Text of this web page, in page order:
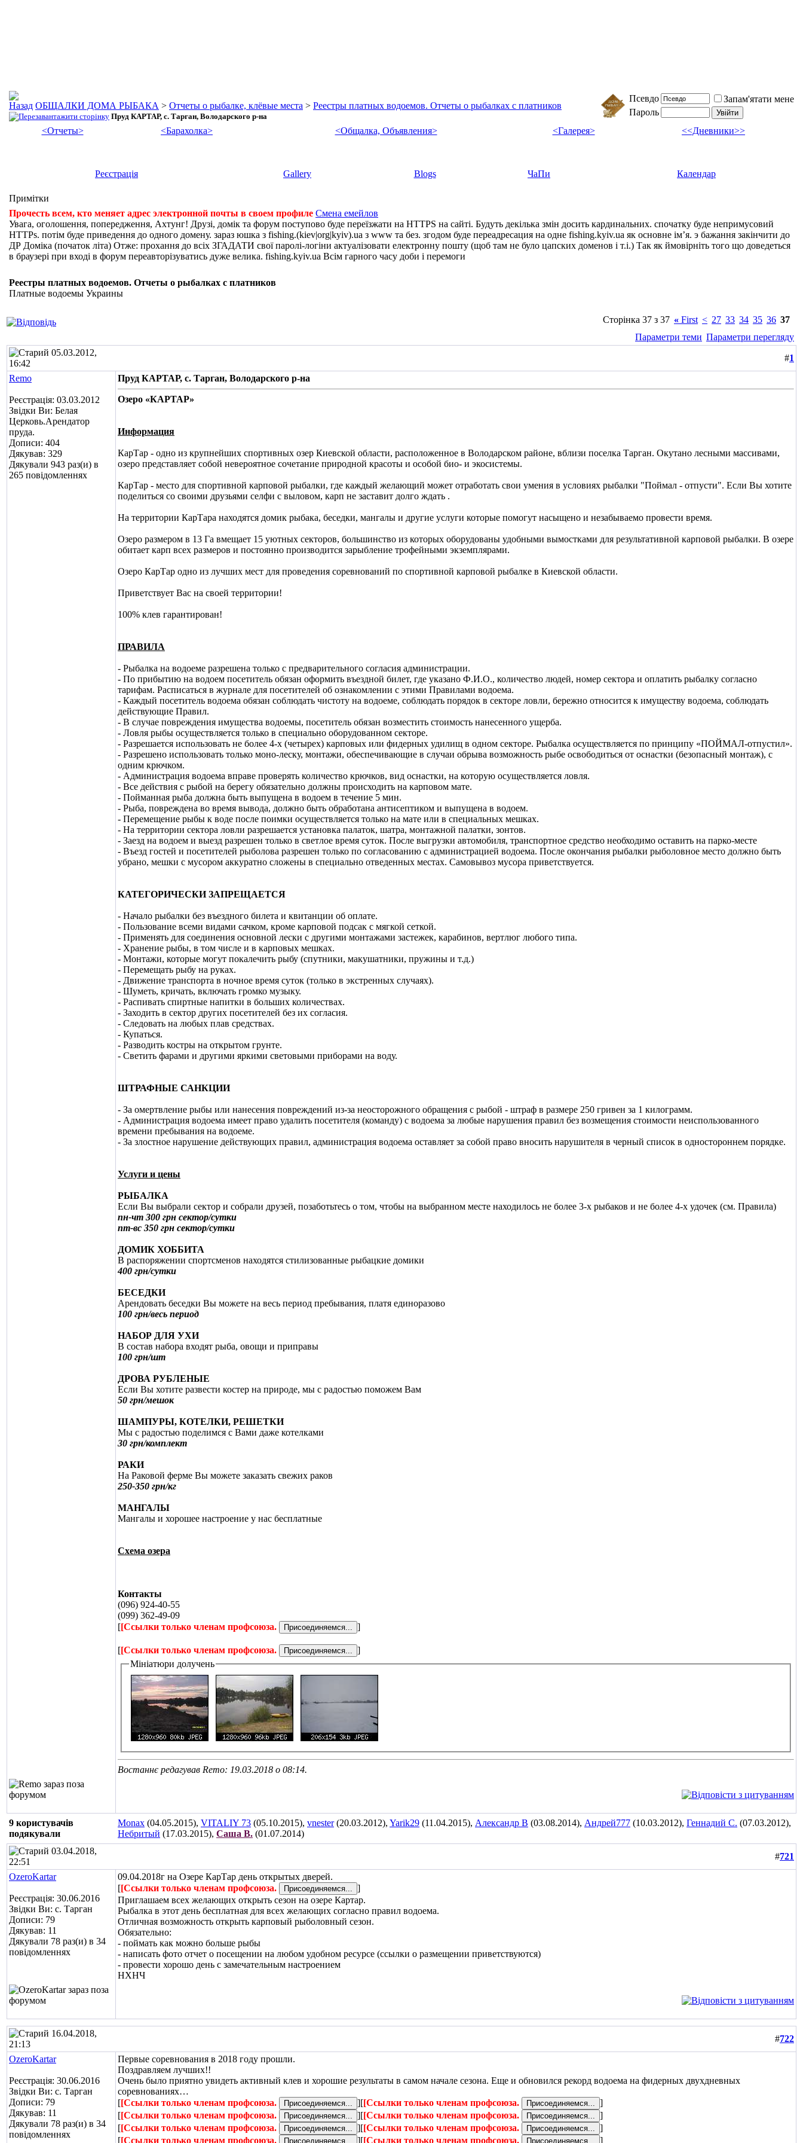
ОБЩАЛКИ ДОМА РЫБАКА > Отчеты о рыбалке, клёвые места > Реестры платных водоемов. Отчеты о рыбалках с платников
Пруд КАРТАР, с. Тарган, Володарского р-на
Псевдо
Запам'ятати мене
Пароль
<Отчеты>
<Барахолка> <Общалка, Объявления> <Галерея> <<Дневники>>
Реєстрація Gallery Blogs ЧаПи Календар
Примітки
Прочесть всем, кто меняет адрес электронной почты в своем профиле Смена емейлов
Увага, оголошення, попередження, Ахтунг! Друзі, домік та форум поступово буде переїзжати на HTTPS на сайті. Будуть декілька змін досить кардинальних. спочатку буде непримусовий
HTTPs. потім буде приведення до одного домену. зараз юшка з fishing.(kiev|org|kyiv).ua з www та без. згодом буде переадресация на одне fishing.kyiv.ua як основне імʼя. э бажання закінчити до
ДР Доміка (початок літа) Отже: прохання до всіх ЗГАДАТИ свої паролі-логіни актуалізовати електронну пошту (щоб там не було цапских доменов і т.і.) Так як ймовірніть того що доведеться
в браузері при вході в форум переавторізуватись дуже велика. fishing.kyiv.ua Всім гарного часу доби і перемоги
Реестры платных водоемов. Отчеты о рыбалках с платников
Платные водоемы Украины
Сторінка 37 з 37 « First < 27 33 34 35 36 37
Параметри теми Параметри перегляду
05.03.2012,
16:42
#1
Remo
Реєстрація: 03.03.2012
Звідки Ви: Белая
Церковь.Арендатор
пруда.
Дописи: 404
Дякував: 329
Дякували 943 раз(и) в
265 повідомленнях
Пруд КАРТАР, с. Тарган, Володарского р-на
Озеро «КАРТАР»
Информация
КарТар - одно из крупнейших спортивных озер Киевской области, расположенное в Володарском районе, вблизи поселка Тарган. Окутано лесными массивами,
озеро представляет собой невероятное сочетание природной красоты и особой био- и экосистемы.
КарТар - место для спортивной карповой рыбалки, где каждый желающий может отработать свои умения в условиях рыбалки "Поймал - отпусти". Если Вы хотите
поделиться со своими друзьями селфи с выловом, карп не заставит долго ждать .
На территории КарТара находятся домик рыбака, беседки, мангалы и другие услуги которые помогут насыщено и незабываемо провести время.
Озеро размером в 13 Га вмещает 15 уютных секторов, большинство из которых оборудованы удобными вымостками для результативной карповой рыбалки. В озере
обитает карп всех размеров и постоянно производится зарыбление трофейными экземплярами.
Озеро КарТар одно из лучших мест для проведения соревнований по спортивной карповой рыбалке в Киевской области.
Приветствует Вас на своей территории!
100% клев гарантирован!
ПРАВИЛА
- Рыбалка на водоеме разрешена только с предварительного согласия администрации.
- По прибытию на водоем посетитель обязан оформить въездной билет, где указано Ф.И.О., количество людей, номер сектора и оплатить рыбалку согласно
тарифам. Расписаться в журнале для посетителей об ознакомлении с этими Правилами водоема.
- Каждый посетитель водоема обязан соблюдать чистоту на водоеме, соблюдать порядок в секторе ловли, бережно относится к имуществу водоема, соблюдать
действующие Правил.
- В случае повреждения имущества водоемы, посетитель обязан возместить стоимость нанесенного ущерба.
- Ловля рыбы осуществляется только в специально оборудованном секторе.
- Разрешается использовать не более 4-х (четырех) карповых или фидерных удилищ в одном секторе. Рыбалка осуществляется по принципу «ПОЙМАЛ-отпустил».
- Разрешено использовать только моно-леску, монтажи, обеспечивающие в случаи обрыва возможность рыбе освободиться от оснастки (безопасный монтаж), с
одним крючком.
- Администрация водоема вправе проверять количество крючков, вид оснастки, на которую осуществляется ловля.
- Все действия с рыбой на берегу обязательно должны происходить на карповом мате.
- Пойманная рыба должна быть выпущена в водоем в течение 5 мин.
- Рыба, повреждена во время вывода, должно быть обработана антисептиком и выпущена в водоем.
- Перемещение рыбы к воде после поимки осуществляется только на мате или в специальных мешках.
- На территории сектора ловли разрешается установка палаток, шатра, монтажной палатки, зонтов.
- Заезд на водоем и выезд разрешен только в светлое время суток. После выгрузки автомобиля, транспортное средство необходимо оставить на парко-месте
- Въезд гостей и посетителей рыболова разрешен только по согласованию с администрацией водоема. После окончания рыбалки рыболовное место должно быть
убрано, мешки с мусором аккуратно сложены в специально отведенных местах. Самовывоз мусора приветствуется.
КАТЕГОРИЧЕСКИ ЗАПРЕЩАЕТСЯ
- Начало рыбалки без въездного билета и квитанции об оплате.
- Пользование всеми видами сачком, кроме карповой подсак с мягкой сеткой.
- Применять для соединения основной лески с другими монтажами застежек, карабинов, вертлюг любого типа.
- Хранение рыбы, в том числе и в карповых мешках.
- Монтажи, которые могут покалечить рыбу (спутники, макушатники, пружины и т.д.)
- Перемещать рыбу на руках.
- Движение транспорта в ночное время суток (только в экстренных случаях).
- Шуметь, кричать, включать громко музыку.
- Распивать спиртные напитки в больших количествах.
- Заходить в сектор других посетителей без их согласия.
- Следовать на любых плав средствах.
- Купаться.
- Разводить костры на открытом грунте.
- Светить фарами и другими яркими световыми приборами на воду.
ШТРАФНЫЕ САНКЦИИ
- За омертвление рыбы или нанесения повреждений из-за неосторожного обращения с рыбой - штраф в размере 250 гривен за 1 килограмм.
- Администрация водоема имеет право удалить посетителя (команду) с водоема за любые нарушения правил без возмещения стоимости неиспользованного
времени пребывания на водоеме.
- За злостное нарушение действующих правил, администрация водоема оставляет за собой право вносить нарушителя в черный список в одностороннем порядке.
Услуги и цены
РЫБАЛКА
Если Вы выбрали сектор и собрали друзей, позаботьтесь о том, чтобы на выбранном месте находилось не более 3-х рыбаков и не более 4-х удочек (см. Правила)
пн-чт 300 грн сектор/сутки
пт-вс 350 грн сектор/сутки
ДОМИК ХОББИТА
В распоряжении спортсменов находятся стилизованные рыбацкие домики
400 грн/сутки
БЕСЕДКИ
Арендовать беседки Вы можете на весь период пребывания, платя единоразово
100 грн/весь период
НАБОР ДЛЯ УХИ
В состав набора входят рыба, овощи и приправы
100 грн/шт
ДРОВА РУБЛЕНЫЕ
Если Вы хотите развести костер на природе, мы с радостью поможем Вам
50 грн/мешок
ШАМПУРЫ, КОТЕЛКИ, РЕШЕТКИ
Мы с радостью поделимся с Вами даже котелками
30 грн/комплект
РАКИ
На Раковой ферме Вы можете заказать свежих раков
250-350 грн/кг
МАНГАЛЫ
Мангалы и хорошее настроение у нас бесплатные
Схема озера
Контакты
(096) 924-40-55
(099) 362-49-09
[[Ссылки только членам профсоюза. ]
[[Ссылки только членам профсоюза.
]
Мініатюри долучень
Востаннє редагував Remo: 19.03.2018 о 08:14.
9 користувачів
подякували
Monax (04.05.2015), VITALIY 73 (05.10.2015), vnester(20.03.2012), Yarik29 (11.04.2015), Александр В (03.08.2014), Андрей777 (10.03.2012), Геннадий С. (07.03.2012),
Небритый (17.03.2015), Саша В. (01.07.2014)
03.04.2018,
22:51
#721
OzeroKartar
Реєстрація: 30.06.2016
Звідки Ви: с. Тарган
Дописи: 79
Дякував: 11
Дякували 78 раз(и) в 34
повідомленнях
09.04.2018г на Озере КарТар день открытых дверей.
[[Ссылки только членам профсоюза.
]
Приглашаем всех желающих открыть сезон на озере Картар.
Рыбалка в этот день бесплатная для всех желающих согласно правил водоема.
Отличная возможность открыть карповый рыболовный сезон.
Обязательно:
- поймать как можно больше рыбы
- написать фото отчет о посещении на любом удобном ресурсе (ссылки о размещении приветствуются)
- провести хорошо день с замечательным настроением
НХНЧ
16.04.2018,
21:13
#722
OzeroKartar
Реєстрація: 30.06.2016
Звідки Ви: с. Тарган
Дописи: 79
Дякував: 11
Дякували 78 раз(и) в 34
повідомленнях
Первые соревнования в 2018 году прошли.
Поздравляем лучших!!
Очень было приятно увидеть активный клев и хорошие результаты в самом начале сезона. Еще и обновился рекорд водоема на фидерных двухдневных
соревнованиях…
[[Ссылки только членам профсоюза. ][[Ссылки только членам профсоюза.
]
[[Ссылки только членам профсоюза. ][[Ссылки только членам профсоюза.
]
[[Ссылки только членам профсоюза. ][[Ссылки только членам профсоюза.
]
[[Ссылки только членам профсоюза. ][[Ссылки только членам профсоюза. ]